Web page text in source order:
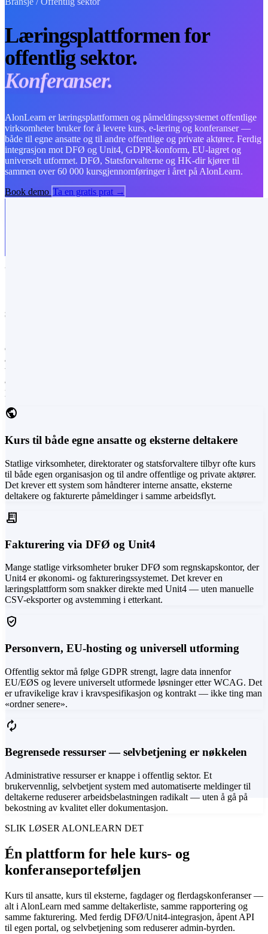
Læringsplattformen for
offentlig sektor.
Opplæring.
AlonLearn er læringsplattformen og påmeldingssystemet offentlige
virksomheter bruker for å levere kurs, e-læring og konferanser —
både til egne ansatte og til andre offentlige og private aktører. Ferdig
integrasjon mot DFØ og Unit4, GDPR-konform, EU-lagret og
universelt utformet. DFØ, Statsforvalterne og HK-dir kjører til
sammen over 60 000 kursgjennomføringer i året på AlonLearn.
Book demo Ta en gratis prat →
UTFORDRINGER
sektor i dag
oppgaveportefølje enn de fleste — kurs til egne ansatte, konferanser
åpne for andre etater og næringsliv, og fakturering via DFØ. På
toppen kommer GDPR, universell utforming og knappe
administrative ressurser. Fire utfordringer går igjen før AlonLearn er
på plass.
public
Kurs til både egne ansatte og eksterne deltakere
Statlige virksomheter, direktorater og statsforvaltere tilbyr ofte kurs
til både egen organisasjon og til andre offentlige og private aktører.
Det krever ett system som håndterer interne ansatte, eksterne
deltakere og fakturerte påmeldinger i samme arbeidsflyt.
receipt_long
Fakturering via DFØ og Unit4
Mange statlige virksomheter bruker DFØ som regnskapskontor, der
Unit4 er økonomi- og faktureringssystemet. Det krever en
læringsplattform som snakker direkte med Unit4 — uten manuelle
CSV-eksporter og avstemming i etterkant.
verified_user
Personvern, EU-hosting og universell utforming
Offentlig sektor må følge GDPR strengt, lagre data innenfor
EU/EØS og levere universelt utformede løsninger etter WCAG. Det
er ufravikelige krav i kravspesifikasjon og kontrakt — ikke ting man
«ordner senere».
autorenew
Begrensede ressurser — selvbetjening er nøkkelen
Administrative ressurser er knappe i offentlig sektor. Et
brukervennlig, selvbetjent system med automatiserte meldinger til
deltakerne reduserer arbeidsbelastningen radikalt — uten å gå på
bekostning av kvalitet eller dokumentasjon.
SLIK LØSER ALONLEARN DET
Én plattform for hele kurs- og
konferanseporteføljen
Kurs til ansatte, kurs til eksterne, fagdager og flerdagskonferanser —
alt i AlonLearn med samme deltakerliste, samme rapportering og
samme fakturering. Med ferdig DFØ/Unit4-integrasjon, åpent API
til egen portal, og selvbetjening som reduserer admin-byrden.